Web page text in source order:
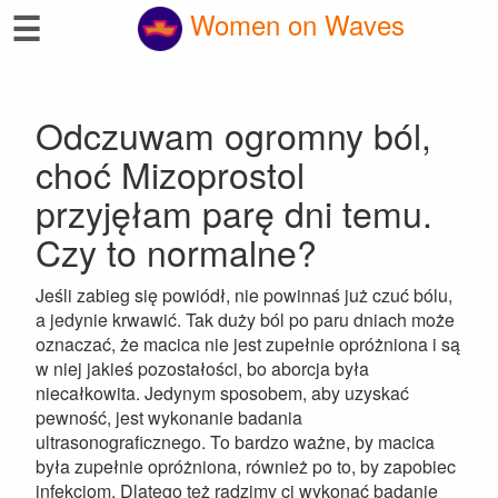
☰ Women on Waves
Odczuwam ogromny ból,
choć Mizoprostol
przyjęłam parę dni temu.
Czy to normalne?
Jeśli zabieg się powiódł, nie powinnaś już czuć bólu,
a jedynie krwawić. Tak duży ból po paru dniach może
oznaczać, że macica nie jest zupełnie opróżniona i są
w niej jakieś pozostałości, bo aborcja była
niecałkowita. Jedynym sposobem, aby uzyskać
pewność, jest wykonanie badania
ultrasonograficznego. To bardzo ważne, by macica
była zupełnie opróżniona, również po to, by zapobiec
infekcjom. Dlatego też radzimy ci wykonać badanie